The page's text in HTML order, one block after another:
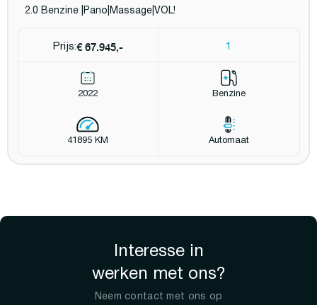
2.0 Benzine |Pano|Massage|VOL!
Prijs:€ 67.945,- 1
2022 Benzine
41895 KM Automaat
Interesse in
werken met ons?
Neem contact met ons op